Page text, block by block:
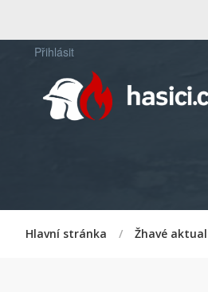
Přihlásit
Hlavní stránka / Žhavé